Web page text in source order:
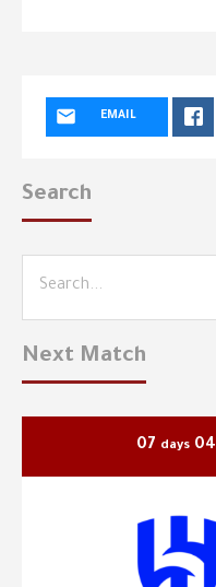
EMAIL
Search
Next Match
07 days 04